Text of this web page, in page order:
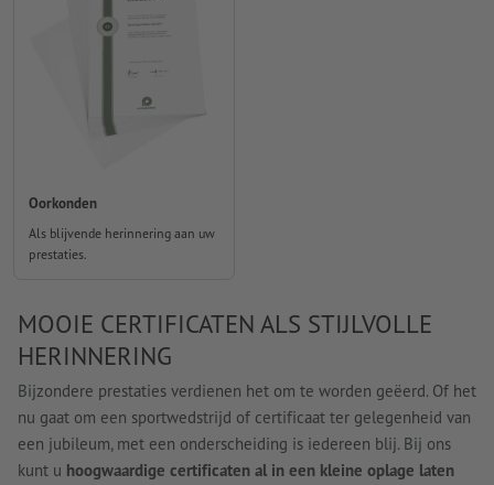
Oorkonden
Als blijvende herinnering aan uw
prestaties.
MOOIE CERTIFICATEN ALS STIJLVOLLE
HERINNERING
Bijzondere prestaties verdienen het om te worden geëerd. Of het
nu gaat om een sportwedstrijd of certificaat ter gelegenheid van
een jubileum, met een onderscheiding is iedereen blij. Bij ons
kunt u hoogwaardige certificaten al in een kleine oplage laten